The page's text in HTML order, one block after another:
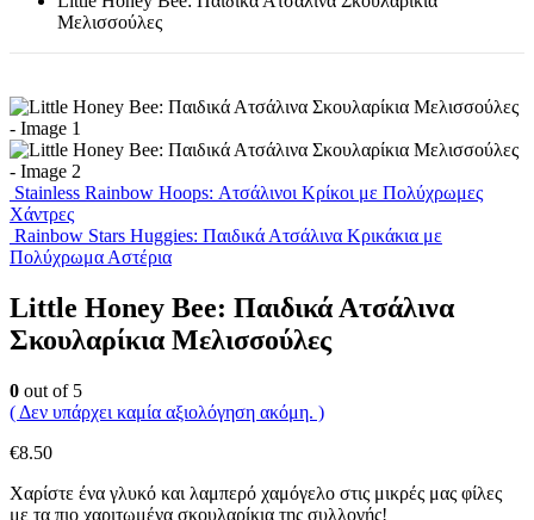
Μελισσούλες
Stainless Rainbow Hoops: Ατσάλινοι Κρίκοι με Πολύχρωμες
Χάντρες
Rainbow Stars Huggies: Παιδικά Ατσάλινα Κρικάκια με
Πολύχρωμα Αστέρια
Little Honey Bee: Παιδικά Ατσάλινα
Σκουλαρίκια Μελισσούλες
0 out of 5
( Δεν υπάρχει καμία αξιολόγηση ακόμη. )
€8.50
Χαρίστε ένα γλυκό και λαμπερό χαμόγελο στις μικρές μας φίλες
με τα πιο χαριτωμένα σκουλαρίκια της συλλογής!